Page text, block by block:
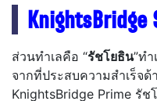
KnightsBridge
ส่วนทำเลคือ “รัชโยธิน”ท
จากที่ประสบความสำเร็จด้
KnightsBridge Prime รั